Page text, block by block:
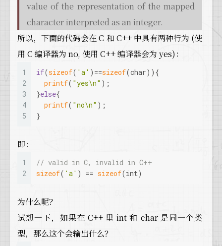
value of the representation of the mapped
character interpreted as an integer.
所以，下面的代码会在 C 和 C++ 中具有两种行为 (使
用 C 编译器为 no, 使用 C++ 编译器会为 yes)：
1
2
3
4
5
if(sizeof( 'a' )==sizeof(char)){
printf( "yes\n" );
}else{
printf( "no\n" );
}
即：
1
2
// valid in C, invalid in C++
sizeof( 'a' ) == sizeof(int)
为什么呢？
试想一下，如果在 C++ 里 int 和 char 是同一个类
型，那么这个会输出什么？